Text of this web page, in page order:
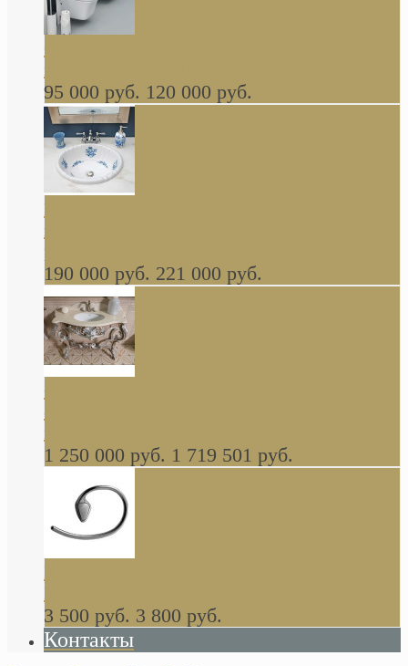
навесное КОМПЛЕКТ
95 000 руб. 120 000 руб.
Decorated Bathroom раковина овальная
встраиваемая для ванной с рисунком синяя
роза В НАЛИЧИИ
190 000 руб. 221 000 руб.
стиле барокко, из массива дерева, светло
коричневый матовый окрас + серебро
1 250 000 руб. 1 719 501 руб.
Khala Colombo аксессуары (серия) В
НАЛИЧИИ
3 500 руб. 3 800 руб.
Контакты